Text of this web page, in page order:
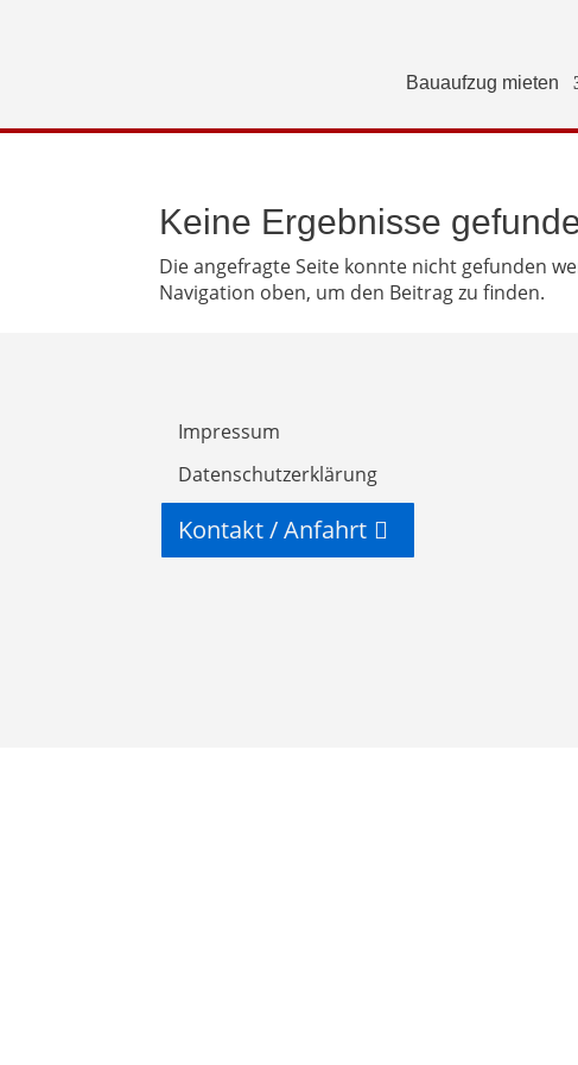
Bauaufzug mieten
Keine Ergebnisse
Die angefragte Seite konnte nicht gefunden
Navigation oben, um den Beitrag zu finden.
Impressum
Datenschutzerklärung
Kontakt / Anfahrt